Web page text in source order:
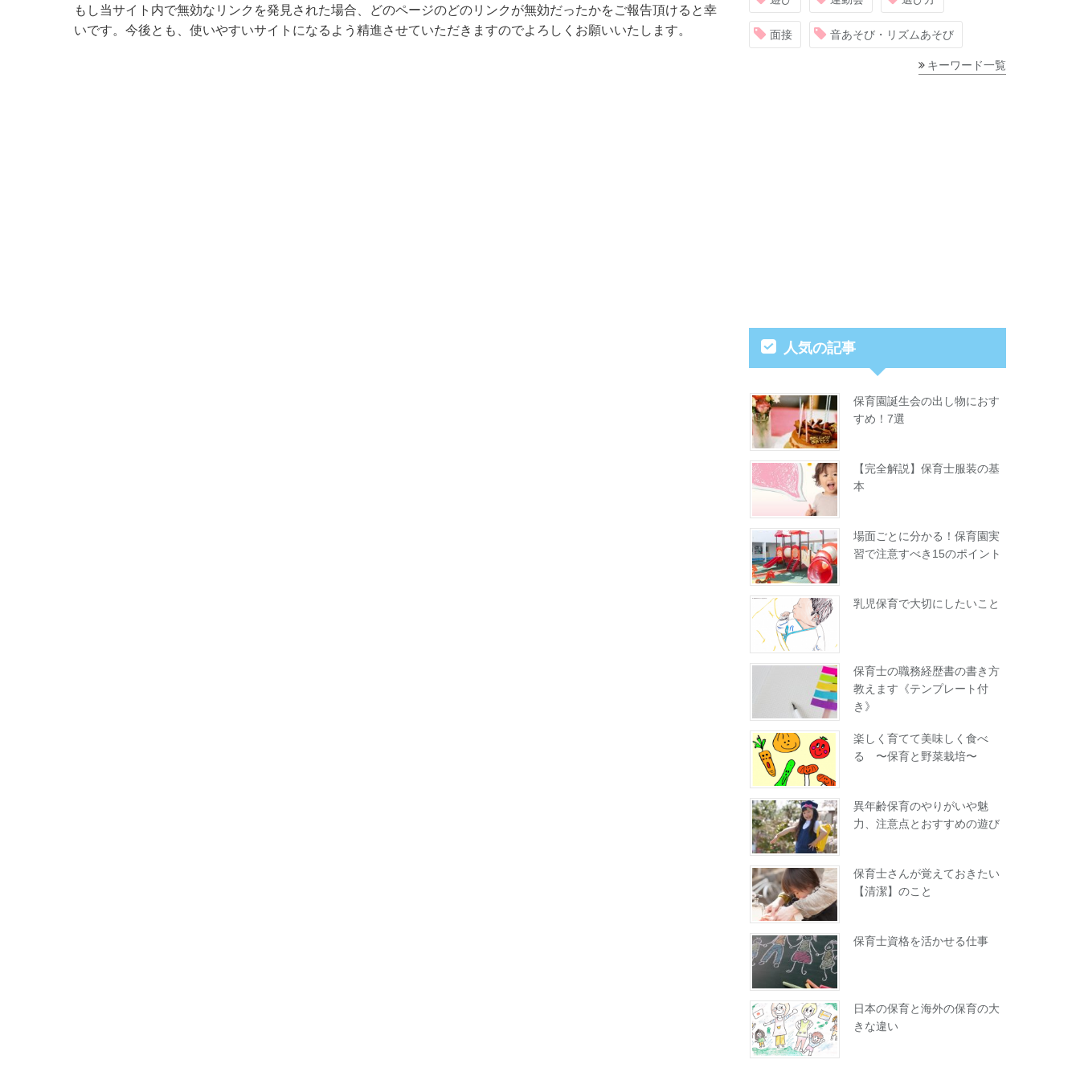
もし当サイト内で無効なリンクを発見された場合、どのページのどのリンクが無効だったかをご報告頂けると幸
いです。今後とも、使いやすいサイトになるよう精進させていただきますのでよろしくお願いいたします。
面接 音あそび・リズムあそび
キーワード一覧
人気の記事
保育園誕生会の出し物におす
すめ！7選
【完全解説】保育士服装の基
本
場面ごとに分かる！保育園実
習で注意すべき15のポイント
乳児保育で大切にしたいこと
保育士の職務経歴書の書き方
教えます《テンプレート付
き》
楽しく育てて美味しく食べ
る 〜保育と野菜栽培〜
異年齢保育のやりがいや魅
力、注意点とおすすめの遊び
保育士さんが覚えておきたい
【清潔】のこと
保育士資格を活かせる仕事
日本の保育と海外の保育の大
きな違い